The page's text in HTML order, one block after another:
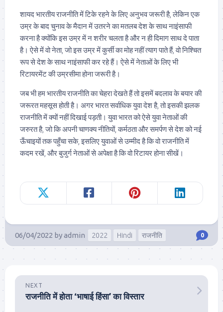
शायद भारतीय राजनीति में टिके रहने के लिए अनुभव जरूरी है, लेकिन एक
उम्र के बाद चुनाव के मैदान में उतरने का मतलब देश के साथ नाइंसाफी
करना है क्योंकि इस उम्र में न शरीर चलता है और न ही दिमाग साथ दे पाता
है। ऐसे में वो नेता, जो इस उम्र में कुर्सी का मोह नहीं त्याग पाते हैं, वो निश्चित
रूप से देश के साथ नाइंसाफी कर रहे हैं। ऐसे में नेताओं के लिए भी
रिटायरमेंट की उम्रसीमा होना जरूरी है।
जब भी हम भारतीय राजनीति का चेहरा देखते हैं तो इसमें बदलाव के बयार की
जरूरत महसूस होती है। अगर भारत सर्वाधिक युवा देश है, तो इसकी झलक
राजनीति में क्यों नहीं दिखाई पड़ती। युवा भारत को ऐसे युवा नेताओं की
जरुरत है, जो कि अपनी चाणक्य नीतियों, कर्मठता और समर्पण से देश को नई
ऊँचाइयों तक पहुँचा सके, इसलिए युवाओं से उम्मीद है कि वो राजनीति में
कदम रखें, और बुजुर्ग नेताओं से अपेक्षा है कि वो रिटायर होना सीखें।
06/04/2022 byadmin 2022 Hindi राजनीति 0
NEXT
राजनीति में होता ‘भाषाई हिंसा’ का विस्तार